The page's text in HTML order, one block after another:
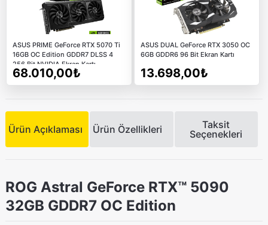
ASUS PRIME GeForce RTX 5070 Ti
16GB OC Edition GDDR7 DLSS 4
256 Bit NVIDIA Ekran Kartı
68.010,00₺
ASUS DUAL GeForce RTX 3050 OC
6GB GDDR6 96 Bit Ekran Kartı
13.698,00₺
Ürün Açıklaması Ürün Özellikleri
Taksit
Seçenekleri
ROG Astral GeForce RTX™ 5090
32GB GDDR7 OC Edition